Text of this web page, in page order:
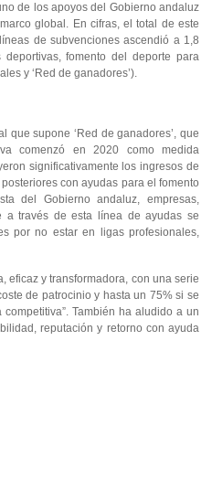
de los apoyos del Gobierno andaluz
global. En cifras, el total de este
de subvenciones ascendió a 1,8
fomento del deporte para
y ‘Red de ganadores’).
supone ‘Red de ganadores’, que
comenzó en 2020 como medida
significativamente los ingresos de
con ayudas para el fomento
del Gobierno andaluz, empresas,
a través de esta línea de ayudas se
por no estar en ligas profesionales,
eficaz y transformadora, con una serie
de patrocinio y hasta un 75% si se
También ha aludido a un
reputación y retorno con ayuda